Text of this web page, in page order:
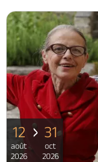
12
août
2026
31
oct
2026